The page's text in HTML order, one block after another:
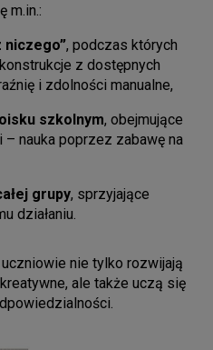
m.in.:
niczego”, podczas których
z dostępnych
i zdolności manualne,
szkolnym, obejmujące
nauka poprzez zabawę na
grupy, sprzyjające
działaniu.
nie tylko rozwijają
ale także uczą się